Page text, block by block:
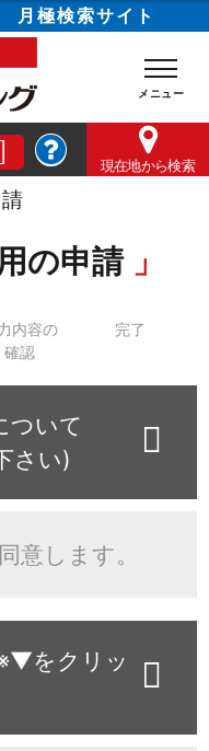
月極検索サイト
現在地から検索
の申請
内容の
確認
完了
ついて
さい)
意します。
をクリッ